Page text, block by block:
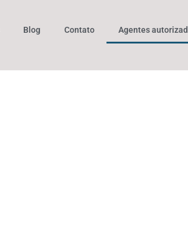
Blog Contato Agentes